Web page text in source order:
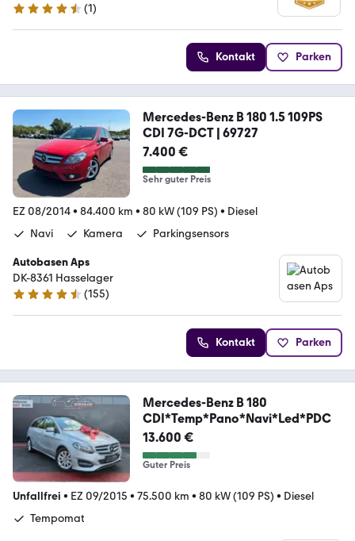
4.7 Sterne
(1)
Kontakt Parken
Mercedes-Benz B 180 1.5 109PS
CDI 7G-DCT | 69727
7.400 €
Sehr guter Preis
EZ 08/2014• 84.400 km • 80 kW (109 PS) • Diesel
Navi
Kamera Parkingsensors
Autobasen Aps
DK-8361 Hasselager
4.6 Sterne
(155)
Kontakt Parken
Mercedes-Benz B 180
CDI*Temp*Pano*Navi*Led*PDC
13.600 €
Guter Preis
Unfallfrei • EZ 09/2015 • 75.500 km • 80 kW (109 PS) • Diesel
Tempomat